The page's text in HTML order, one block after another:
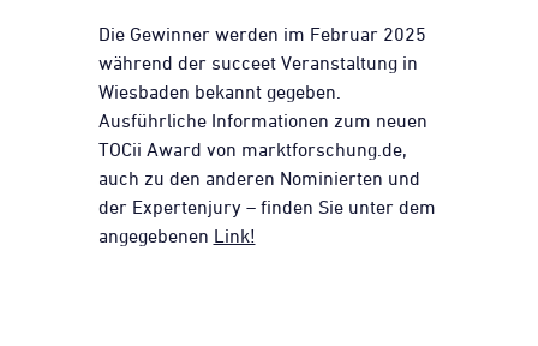
Die Gewinner werden im Februar 2025
während der succeet Veranstaltung in
Wiesbaden bekannt gegeben.
Ausführliche Informationen zum neuen
TOCii Award von marktforschung.de,
auch zu den anderen Nominierten und
der Expertenjury – finden Sie unter dem
angegebenen Link!